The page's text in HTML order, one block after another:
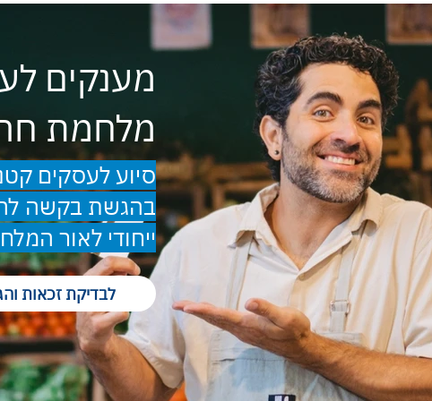
מענקים
מלחמת
סיוע לעסקים
בהגשת בקשה
ייחודי לאור
לבדיקת זכאות